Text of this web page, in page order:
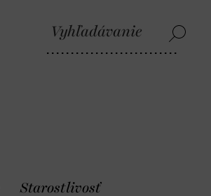
Starostlivosť